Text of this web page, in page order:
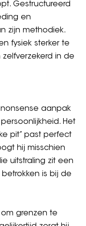
Gestructureerd
en
zijn methodiek.
fysiek sterker te
in de
aanpak
Het
pit” past perfect
hij misschien
uitstraling zit een
is bij de
grenzen te